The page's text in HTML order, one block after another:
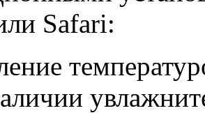
Safari: